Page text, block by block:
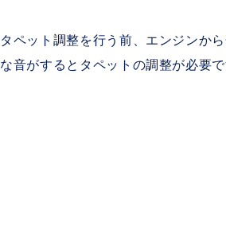
タペット調整を行う前、エンジンか
な音がするとタペットの調整が必要で